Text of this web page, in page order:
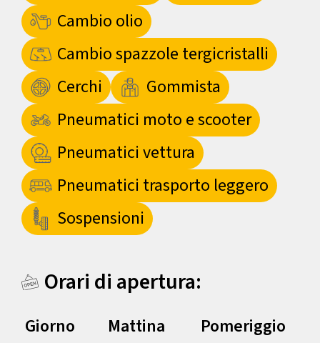
Cambio olio
Cambio spazzole tergicristalli
Cerchi
Gommista
Pneumatici moto e scooter
Pneumatici vettura
Pneumatici trasporto leggero
Sospensioni
Orari di apertura:
Giorno Mattina
Pomeriggio